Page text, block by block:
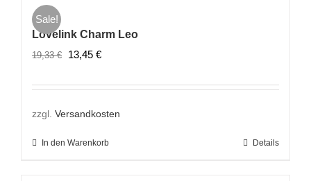
Sale!
Lovelink Charm Leo
19,33€
Ursprünglicher
war:
19,33 €
13,45 €Aktueller
ist:
13,45 €.
zzgl. Versandkosten
In den Warenkorb Details